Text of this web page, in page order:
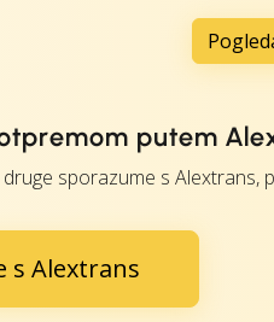
putem
sporazume s
s Alextrans